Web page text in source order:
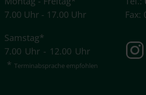
7.00 Uhr - 17.00 Uhr
Samstag*
7.00 Uhr - 12.00 Uhr
* Terminabsprache empfohlen
Fax: